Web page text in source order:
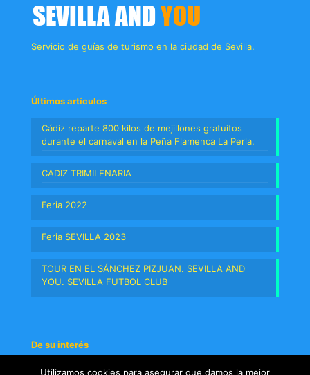
Servicio de guías de turismo en la ciudad de Sevilla.
Últimos artículos
Cádiz reparte 800 kilos de mejillones gratuitos
durante el carnaval en la Peña Flamenca La Perla.
CADIZ TRIMILENARIA
Feria 2022
Feria SEVILLA 2023
TOUR EN EL SÁNCHEZ PIZJUAN. SEVILLA AND
YOU. SEVILLA FUTBOL CLUB
De su interés
Aviso legal y protección de datos
Utilizamos cookies para asegurar que damos la mejor